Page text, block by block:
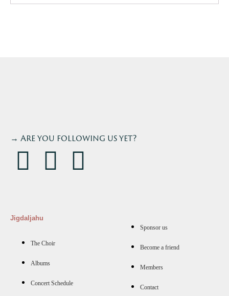
→ Are you following us yet?
Jigdaljahu
The Choir
Albums
Concert Schedule
Sponsor us
Become a friend
Members
Contact